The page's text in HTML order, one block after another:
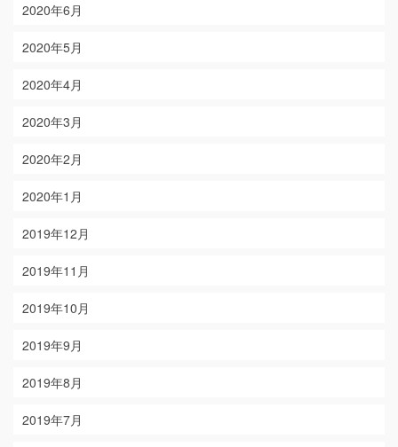
2020年6月
2020年5月
2020年4月
2020年3月
2020年2月
2020年1月
2019年12月
2019年11月
2019年10月
2019年9月
2019年8月
2019年7月